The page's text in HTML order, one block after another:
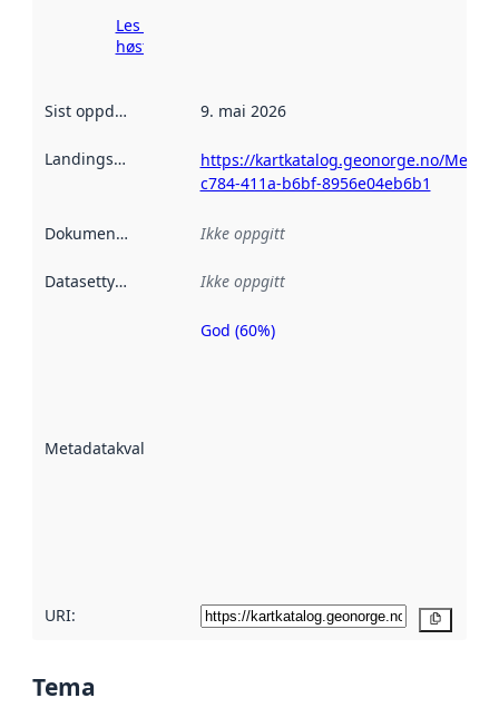
Les mer om
høsting her
Sist oppdatert 9. mai 2026
Landingsside
https://kartkatalog.geonorge.no/
c784-411a-b6bf-8956e04eb6b1
Dokumentasjon Ikke oppgitt
Datasettype Ikke oppgitt
Metadatakvalitet
Metadatakvalitet
God (60%)
URI:
Tema